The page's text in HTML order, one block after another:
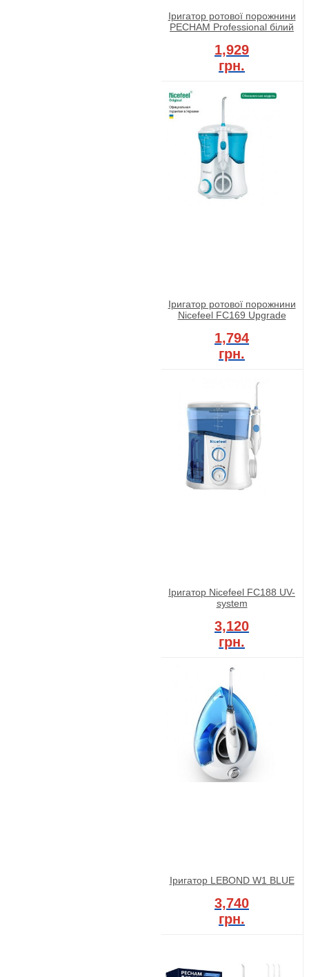
Іригатор ротової порожнини
PECHAM Professional білий
1,929
грн.
Іригатор ротової порожнини
Nicefeel FC169 Upgrade
1,794
грн.
Іригатор Nicefeel FC188 UV-
system
3,120
грн.
Іригатор LEBOND W1 BLUE
3,740
грн.